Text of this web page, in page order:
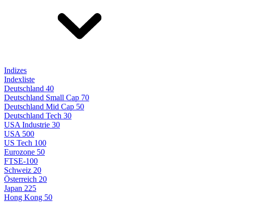
Indizes
Indexliste
Deutschland 40
Deutschland Small Cap 70
Deutschland Mid Cap 50
Deutschland Tech 30
USA Industrie 30
USA 500
US Tech 100
Eurozone 50
FTSE-100
Schweiz 20
Österreich 20
Japan 225
Hong Kong 50